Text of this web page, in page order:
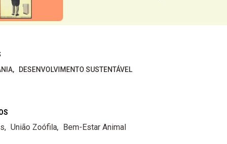
DESENVOLVIMENTO SUSTENTÁVEL
União Zoófila Bem-Estar Animal